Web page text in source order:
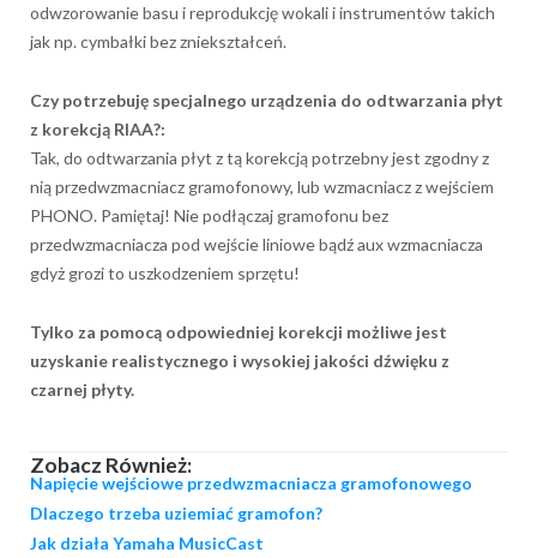
odwzorowanie basu i reprodukcję wokali i instrumentów takich
jak np. cymbałki bez zniekształceń.
Czy potrzebuję specjalnego urządzenia do odtwarzania płyt
z korekcją RIAA?:
Tak, do odtwarzania płyt z tą korekcją potrzebny jest zgodny z
nią przedwzmacniacz gramofonowy, lub wzmacniacz z wejściem
PHONO. Pamiętaj! Nie podłączaj gramofonu bez
przedwzmacniacza pod wejście liniowe bądź aux wzmacniacza
gdyż grozi to uszkodzeniem sprzętu!
Tylko za pomocą odpowiedniej korekcji możliwe jest
uzyskanie realistycznego i wysokiej jakości dźwięku z
czarnej płyty.
Zobacz Również:
Napięcie wejściowe przedwzmacniacza gramofonowego
Dlaczego trzeba uziemiać gramofon?
Jak działa Yamaha MusicCast